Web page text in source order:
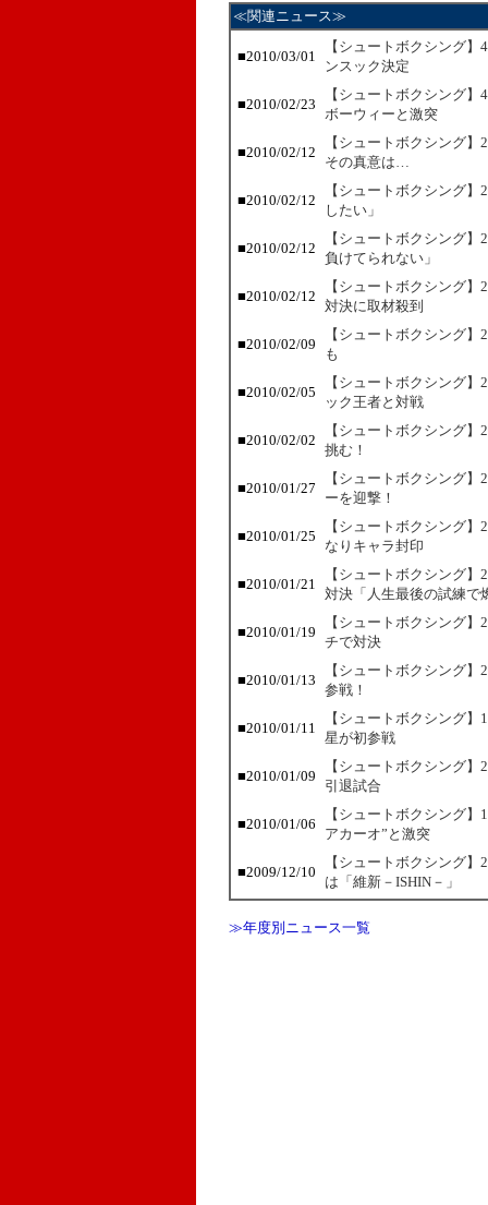
≪関連ニュース≫
■2010/03/01
【シュートボクシング
ンスック決定
■2010/02/23
【シュートボクシング
ボーウィーと激突
■2010/02/12
【シュートボクシング
その真意は…
■2010/02/12
【シュートボクシング
したい」
■2010/02/12
【シュートボクシング
負けてられない」
■2010/02/12
【シュートボクシング
対決に取材殺到
■2010/02/09
【シュートボクシング
も
■2010/02/05
【シュートボクシング
ック王者と対戦
■2010/02/02
【シュートボクシング
挑む！
■2010/01/27
【シュートボクシング
ーを迎撃！
■2010/01/25
【シュートボクシング
なりキャラ封印
■2010/01/21
【シュートボクシング
対決「人生最後の試練で
■2010/01/19
【シュートボクシング
チで対決
■2010/01/13
【シュートボクシング
参戦！
■2010/01/11
【シュートボクシング
星が初参戦
■2010/01/09
【シュートボクシング
引退試合
■2010/01/06
【シュートボクシング
アカーオ”と激突
■2009/12/10
【シュートボクシング
は「維新－ISHIN－」
≫年度別ニュース一覧